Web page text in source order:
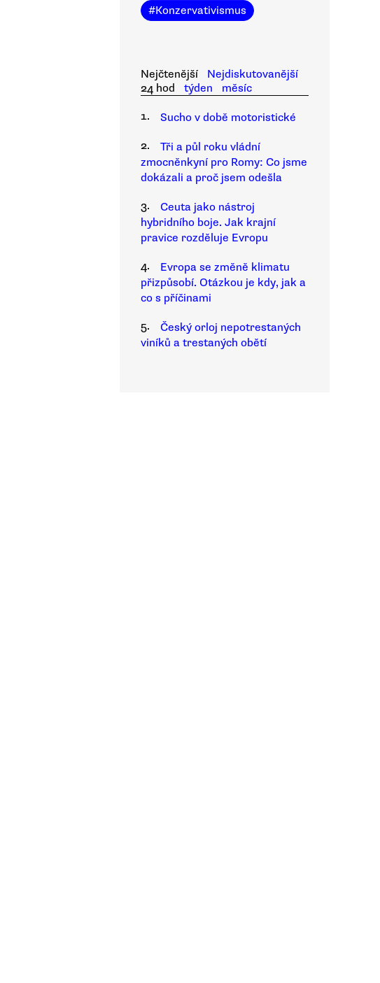
#Konzervativismus
Nejčtenější
Nejdiskutovanější
24 hod
týden
měsíc
1.
Sucho v době motoristické
2.
Tři a půl roku vládní
zmocněnkyní pro Romy: Co jsme
dokázali a proč jsem odešla
3.
Ceuta jako nástroj
hybridního boje. Jak krajní
pravice rozděluje Evropu
4.
Evropa se změně klimatu
přizpůsobí. Otázkou je kdy, jak a
co s příčinami
5.
Český orloj nepotrestaných
viníků a trestaných obětí